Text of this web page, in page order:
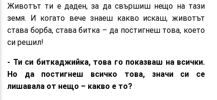
Животът ти е даден, за да свършиш нещо на тази
земя. И когато вече знаеш какво искаш, животът
става борба, става битка – да постигнеш това, което
си решил!
- Ти си биткаджийка, това го показваш на всички.
Но да постигнеш всичко това, значи си се
лишавала от нещо – какво е то?